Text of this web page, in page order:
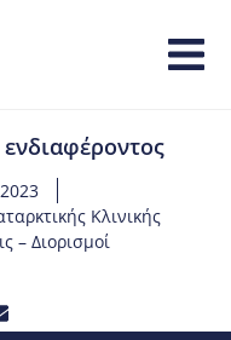
Κλινικής
– Διορισμοί